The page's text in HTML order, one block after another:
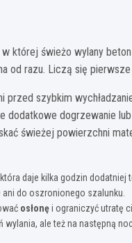
której świeżo wylany
od razu. Liczą się pierwsze
przed szybkim
dogrzewanie
świeżej powierzchni
daje kilka godzin dodatniej
ani do oszronionego szalunku.
osłonęi ograniczyć utratę
ale też na następną